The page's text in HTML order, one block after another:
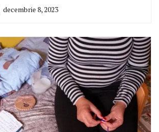
decembrie 8, 2023